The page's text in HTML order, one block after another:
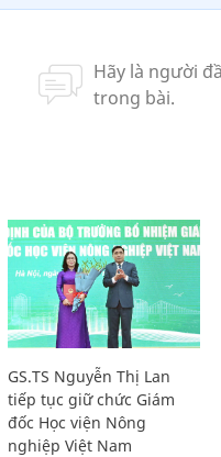
GS.TS Nguyễn Thị Lan
tiếp tục giữ chức Giám
đốc Học viện Nông
nghiệp Việt Nam